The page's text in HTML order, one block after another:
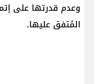
وعدم قدرتها على
المُتفق عليها.